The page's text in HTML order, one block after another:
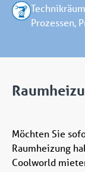
Prozessen,
Möchten Sie
Raumheizung
Coolworld